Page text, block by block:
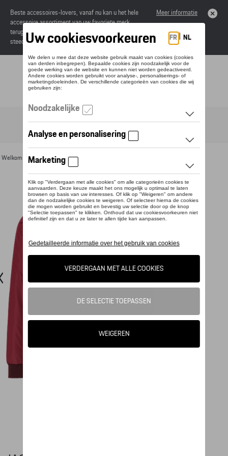
Beste accessoires-lovers, vanaf nu kan u het hele
accessoire assortiment van uw favoriete merk
terugvinden in de online catalogus. Deze kunnen
steeds besteld worden via uw dealer.
Meer informatie
Toggle navigation
Welkom >Voor u >Textiel >